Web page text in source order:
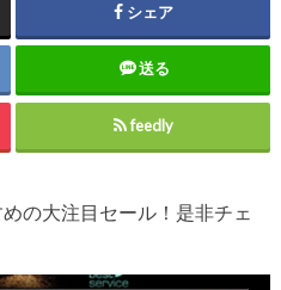
シェア
送る
feedly
の大注目セール！是非チェ